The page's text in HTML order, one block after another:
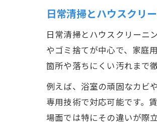
日常清掃とハウスクリ
日常清掃とハウスクリーニ
やゴミ捨てが中心で、家庭
箇所や落ちにくい汚れまで
例えば、浴室の頑固なカビ
専用技術で対応可能です。
場面では特にその違いが際立